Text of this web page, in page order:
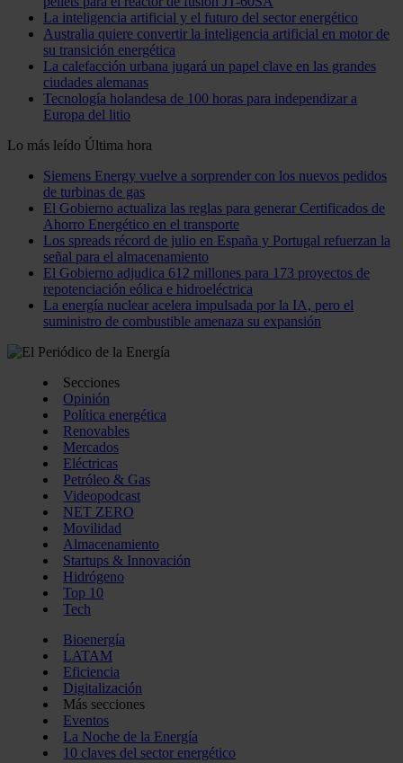
La inteligencia artificial y el futuro del sector energético
Australia quiere convertir la inteligencia artificial en motor de
su transición energética
La calefacción urbana jugará un papel clave en las grandes
ciudades alemanas
Tecnología holandesa de 100 horas para independizar a
Europa del litio
Lo más leído Última hora
Siemens Energy vuelve a sorprender con los nuevos pedidos
de turbinas de gas
El Gobierno actualiza las reglas para generar Certificados de
Ahorro Energético en el transporte
Los spreads récord de julio en España y Portugal refuerzan la
señal para el almacenamiento
El Gobierno adjudica 612 millones para 173 proyectos de
repotenciación eólica e hidroeléctrica
La energía nuclear acelera impulsada por la IA, pero el
suministro de combustible amenaza su expansión
Secciones
Opinión
Política energética
Renovables
Mercados
Eléctricas
Petróleo & Gas
Videopodcast
NET ZERO
Movilidad
Almacenamiento
Startups & Innovación
Hidrógeno
Top 10
Tech
Bioenergía
LATAM
Eficiencia
Digitalización
Más secciones
Eventos
La Noche de la Energía
10 claves del sector energético